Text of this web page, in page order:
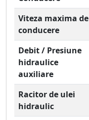
Viteza maxima de
conducere
Debit / Presiune
hidraulice
auxiliare
Racitor de ulei
hidraulic